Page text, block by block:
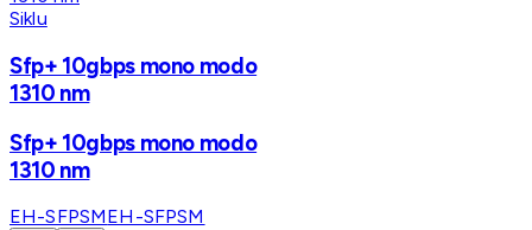
Siklu
Sfp+ 10gbps mono modo
1310 nm
Sfp+ 10gbps mono modo
1310 nm
EH-SFPSMEH-SFPSM